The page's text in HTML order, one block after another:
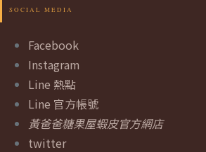
Facebook
Instagram
Line 熱點
Line 官方帳號
黃爸爸糖果屋蝦皮官方網店
twitter